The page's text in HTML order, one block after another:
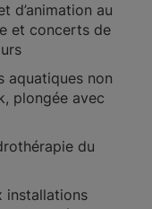
d’animation au
et concerts de
aquatiques non
plongée avec
du
installations